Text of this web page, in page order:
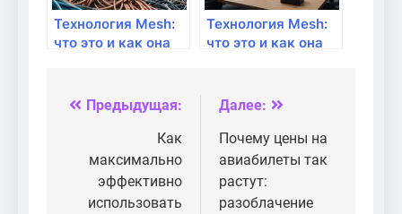
Технология Mesh:
что это и как она
Технология Mesh:
что это и как она
Навигация
записям
Предыдущая:
Как
максимально
эффективно
использовать
Далее:
Почему цены на
авиабилеты так
растут:
разоблачение